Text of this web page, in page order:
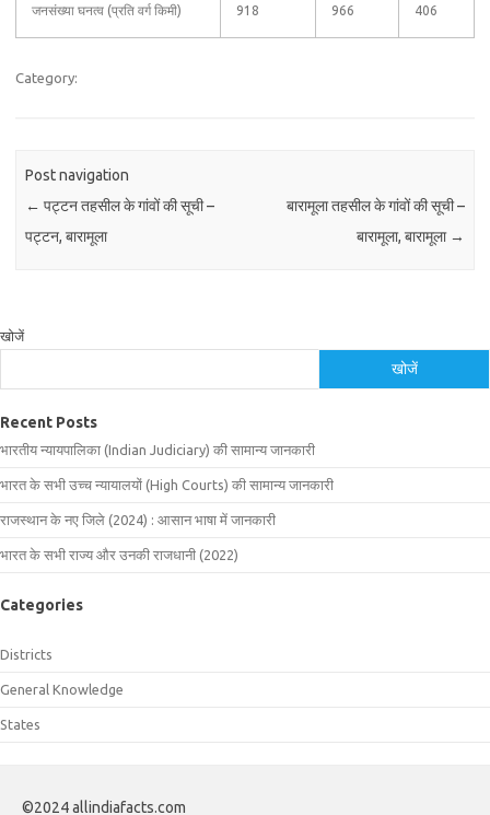
जनसंख्या घनत्व (प्रति वर्ग किमी) 918 966 406
Category:
Post navigation
← पट्टन तहसील के गांवों की सूची –
पट्टन, बारामूला
बारामूला तहसील के गांवों की सूची –
बारामूला, बारामूला →
खोजें
खोजें
Recent Posts
भारतीय न्यायपालिका (Indian Judiciary) की सामान्य जानकारी
भारत के सभी उच्च न्यायालयों (High Courts) की सामान्य जानकारी
राजस्थान के नए जिले (2024) : आसान भाषा में जानकारी
भारत के सभी राज्य और उनकी राजधानी (2022)
Categories
Districts
General Knowledge
States
©2024 allindiafacts.com